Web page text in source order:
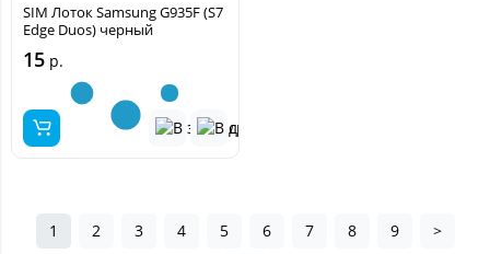
SIM Лоток Samsung G935F (S7
Edge Duos) черный
15 р.
1 2 3 4 5 6 7 8 9
>